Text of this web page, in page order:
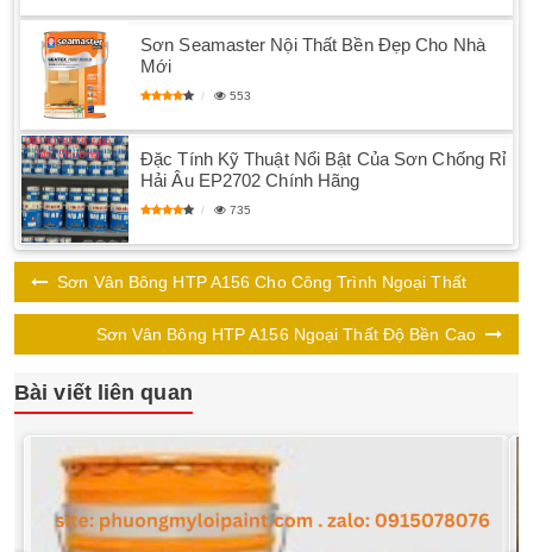
Sơn Seamaster Nội Thất Bền Đẹp Cho Nhà
Mới
553
Đặc Tính Kỹ Thuật Nổi Bật Của Sơn Chống Rỉ
Hải Âu EP2702 Chính Hãng
735
Sơn Vân Bông HTP A156 Cho Công Trình Ngoại Thất
Sơn Vân Bông HTP A156 Ngoại Thất Độ Bền Cao
Bài viết liên quan